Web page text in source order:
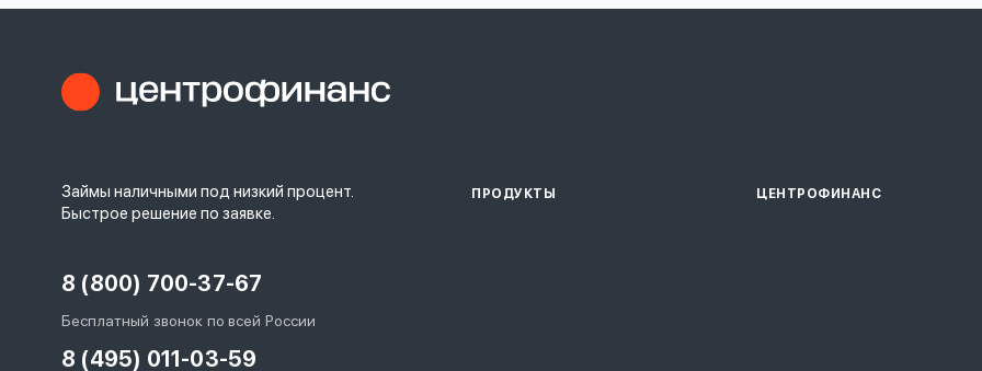
Займы наличными под низкий процент.
Быстрое решение по заявке.
8 (800) 700-37-67
Бесплатный звонок по всей России
8 (495) 011-03-59
ПРОДУКТЫ ЦЕНТРОФИНАНС